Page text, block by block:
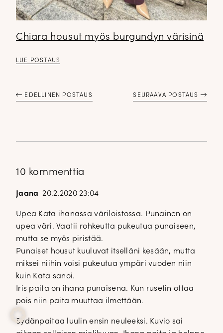
Chiara housut myös burgundyn värisinä
LUE POSTAUS
EDELLINEN POSTAUS SEURAAVA POSTAUS
10 kommenttia
Jaana 20.2.2020 23:04
Upea Kata ihanassa väriloistossa. Punainen on
upea väri. Vaatii rohkeutta pukeutua punaiseen,
mutta se myös piristää.
Punaiset housut kuuluvat itselläni kesään, mutta
miksei niihin voisi pukeutua ympäri vuoden niin
kuin Kata sanoi.
Iris paita on ihana punaisena. Kun rusetin ottaa
pois niin paita muuttaa ilmettään.
Sydänpaitaa luulin ensin neuleeksi. Kuvio sai